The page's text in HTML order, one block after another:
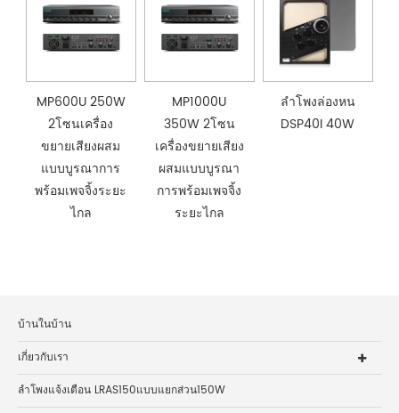
MP600U 250W
2โซนเครื่อง
ขยายเสียงผสม
แบบบูรณาการ
พร้อมเพจจิ้งระยะ
ไกล
MP1000U
350W 2โซน
เครื่องขยายเสียง
ผสมแบบบูรณา
การพร้อมเพจจิ้ง
ระยะไกล
ลำโพงล่องหน
DSP40I 40W
บ้านในบ้าน
เกี่ยวกับเรา
ลำโพงแจ้งเตือน LRAS150แบบแยกส่วน150W